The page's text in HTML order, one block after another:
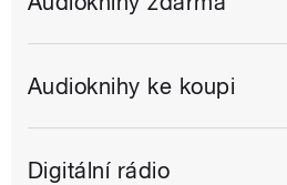
Audioknihy ke koupi
Digitální rádio